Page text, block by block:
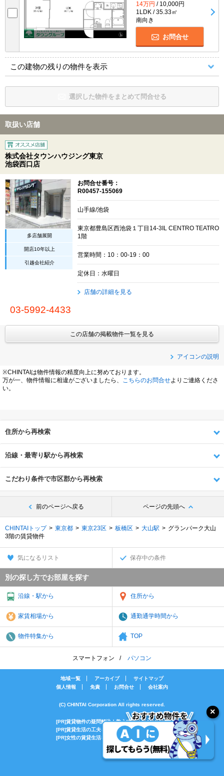
14万円 / 10,000円
1LDK / 35.33㎡
南向き
お問合せ
この建物の残りの物件を表示
選択した物件をまとめて問合せる
取扱い店舗
株式会社タウンハウジング東京
池袋西口店
多店舗展開
開店10年以上
引越会社紹介
お問合せ番号：
R00457-155069
山手線/池袋
東京都豊島区西池袋１丁目14-3IL CENTRO TEATRO
1階
営業時間：10：00-19：00
定休日：水曜日
店舗の詳細を見る
03-5992-4433
この店舗の掲載物件一覧を見る
アイコンの説明
※CHINTAIは物件情報の精度向上に努めております。
万が一、物件情報に相違がございましたら、
こちらのお問合せよりご連絡くださ
い。
住所から再検索
沿線・最寄り駅から再検索
こだわり条件で市区郡から再検索
前のページへ戻る ページの先頭へ
CHINTAIトップ 東京都 東京23区 板橋区 大山駅
グランパーク大山
3階の賃貸物件
気になるリスト 保存中の条件
別の探し方でお部屋を探す
沿線・駅から 住所から
家賃相場から 通勤通学時間から
物件特集から TOP
スマートフォン パソコン
地域一覧 アーカイブ
サイトマップ
個人情報
免責 お問合せ 会社案内
(C) CHINTAI Corporation All rights reserved.
[PR]賃貸物件の疑問解決！教えてエイブルAGENT
[PR]賃貸生活の工夫を紹介！CHINTAI情報局
[PR]女性の賃貸生活を応援！Woman.CHINTAI